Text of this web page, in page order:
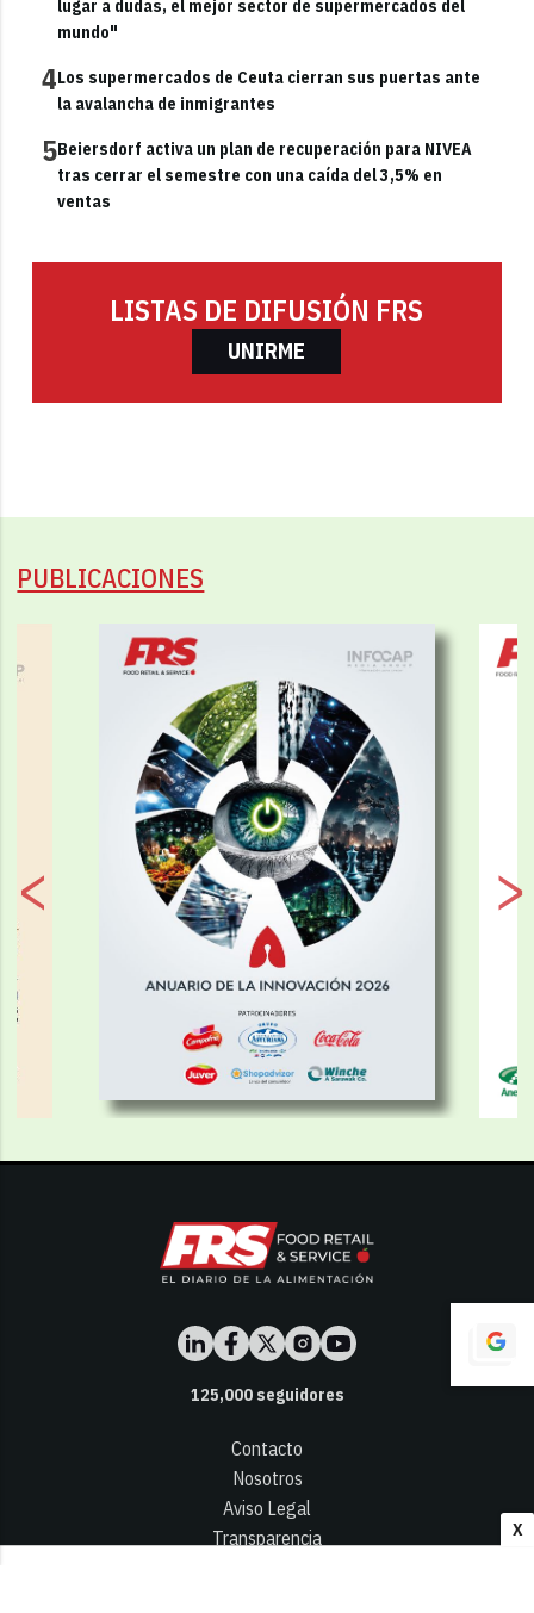
X
lugar a dudas, el mejor sector de supermercados del
mundo"
4Los supermercados de Ceuta cierran sus puertas ante
la avalancha de inmigrantes
5Beiersdorf activa un plan de recuperación para NIVEA
tras cerrar el semestre con una caída del 3,5% en
ventas
LISTAS DE DIFUSIÓN FRS
UNIRME
PUBLICACIONES
125,000seguidores
Contacto
Nosotros
Aviso Legal
Transparencia